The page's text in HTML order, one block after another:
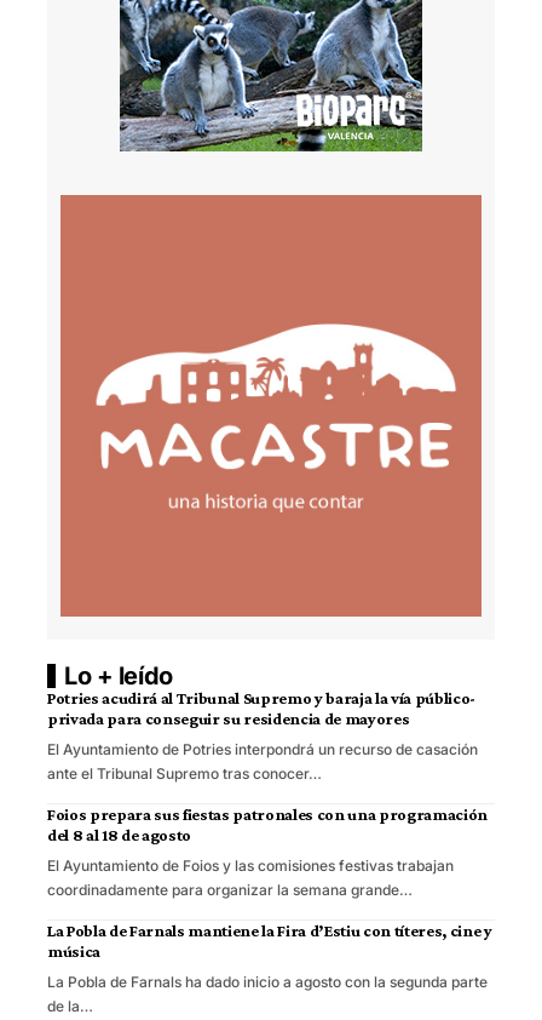
Lo + leído
Potries acudirá al Tribunal Supremo y baraja la vía público-
privada para conseguir su residencia de mayores
El Ayuntamiento de Potries interpondrá un recurso de casación
ante el Tribunal Supremo tras conocer…
Foios prepara sus fiestas patronales con una programación
del 8 al 18 de agosto
El Ayuntamiento de Foios y las comisiones festivas trabajan
coordinadamente para organizar la semana grande…
La Pobla de Farnals mantiene la Fira d’Estiu con títeres, cine y
música
La Pobla de Farnals ha dado inicio a agosto con la segunda parte
de la…